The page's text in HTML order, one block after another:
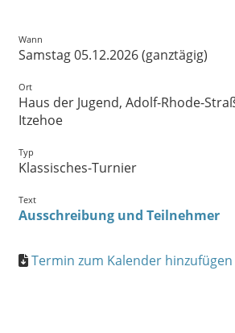
Wann
Samstag 05.12.2026 (ganztägig)
Ort
Haus der Jugend, Adolf-Rhode-
Itzehoe
Typ
Klassisches-Turnier
Text
Ausschreibung und Teilnehmer
Termin zum Kalender hinzufügen